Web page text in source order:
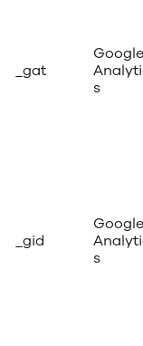
_gat
Google
s
_gid
Google
s